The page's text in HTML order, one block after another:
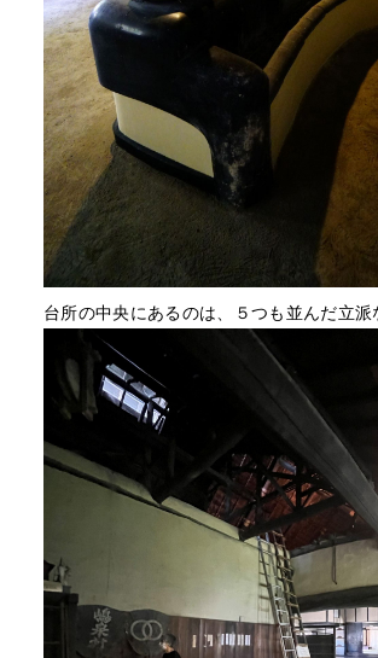
台所の中央にあるのは、５つも並んだ立派